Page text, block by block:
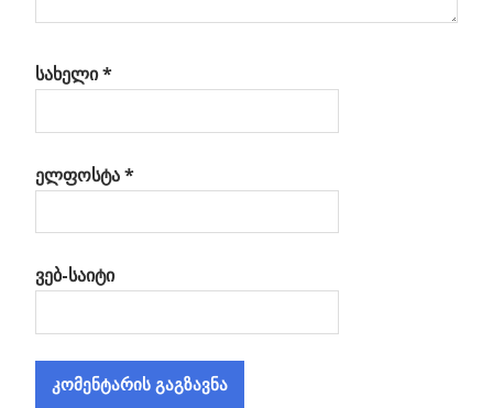
სახელი*
ელფოსტა*
ვებ-საიტი